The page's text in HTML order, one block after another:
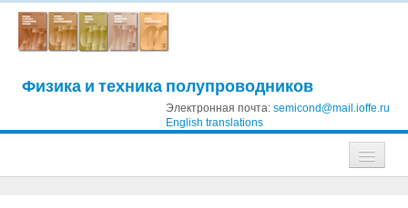
Физика и техника полупроводников
Электронная почта: semicond@mail.ioffe.ru
English translations